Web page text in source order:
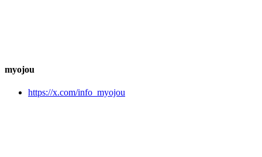
myojou
https://x.com/info_myojou